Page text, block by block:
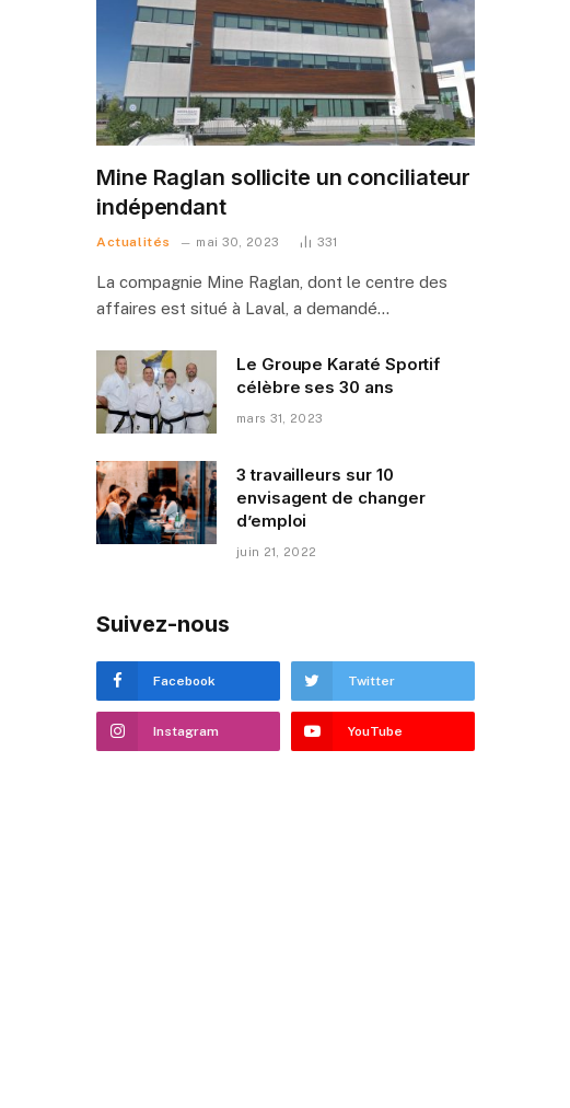
Mine Raglan sollicite un conciliateur
indépendant
Actualités mai 30, 2023 331
La compagnie Mine Raglan, dont le centre des
affaires est situé à Laval, a demandé…
Le Groupe Karaté Sportif
célèbre ses 30 ans
mars 31, 2023
3 travailleurs sur 10
envisagent de changer
d’emploi
juin 21, 2022
Suivez-nous
Facebook Twitter
Instagram YouTube